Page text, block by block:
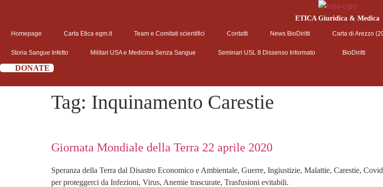
ETICA Giuridica & Medica
Homepage Carta Etica egm.it Team e Comitati scientifici Contatti News BioDiritti Carta di Arezzo
Storia Sangue Infetto Militari USA e Medicina Senza Sangue Seminari USL 8 Dissenso Informato BioDiritti
DONATE
Tag: Inquinamento Carestie
Giornata Mondiale della Terra 22 aprile 2020
Speranza della Terra dal Disastro Economico e Ambientale, Guerre, Ingiustizie, Malattie, Carestie,
per proteggerci da Infezioni, Virus, Anemie trascurate, Trasfusioni evitabili.